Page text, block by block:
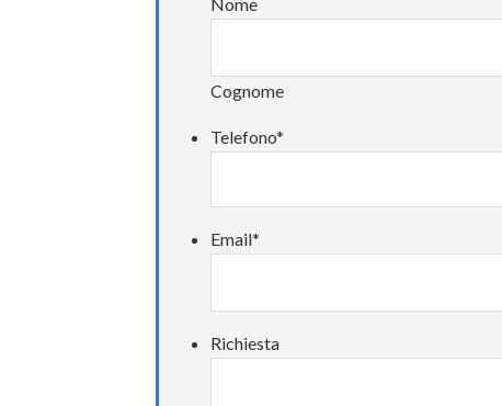
Cognome
Telefono*
Email*
Richiesta